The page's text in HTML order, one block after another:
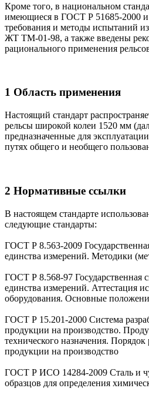
Кроме того, в национальном
имеющиеся в ГОСТ Р 51685-2000
требования и методы испытаний
ЖТ ТМ-01-98, а также введены
рационального применения
1 Область применения
Настоящий стандарт
рельсы широкой колеи 1520 мм
предназначенные для
путях общего и необщего
2 Нормативные ссылки
В настоящем стандарте
следующие стандарты:
ГОСТ Р 8.563-2009
единства измерений. Методики
ГОСТ Р 8.568-97 Государственная
единства измерений. Аттестация
оборудования. Основные
ГОСТ Р 15.201-2000 Система
продукции на производство.
технического назначения.
продукции на производство
ГОСТ Р ИСО 14284-2009 Сталь и
образцов для определения